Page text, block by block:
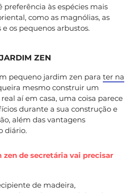
preferência às espécies mais
como as magnólias, as
e os pequenos arbustos.
ZEN
pequeno jardim zen para ter na
mesmo construir um
aí em casa, uma coisa parece
durante a sua construção e
além das vantagens
diário.
de secretária vai precisar
de madeira,